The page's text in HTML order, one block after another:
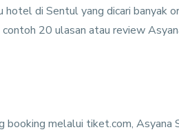
di Sentul yang dicari banyak
20 ulasan atau review
booking melalui tiket.com, Asyana